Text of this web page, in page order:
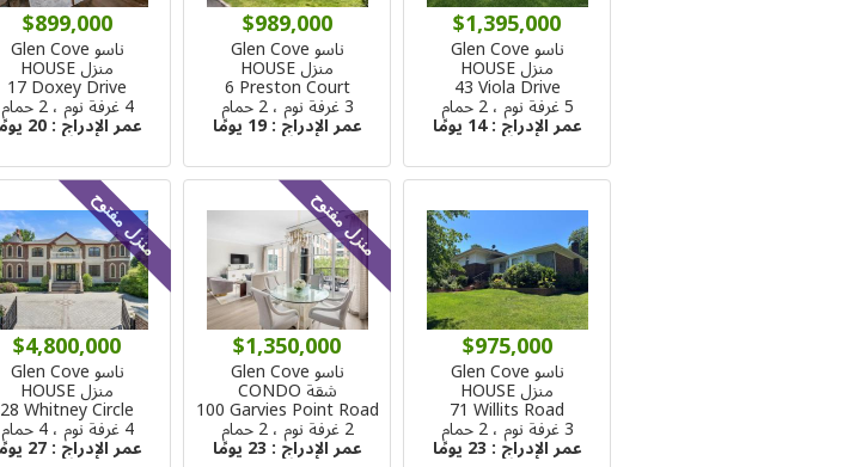
$1,395,000
ناسو Glen Cove
منزل HOUSE
43 Viola Drive
5 غرفة نوم ، 2 حمام
عمر الإدراج :14 يومًا
$989,000
ناسو Glen Cove
منزل HOUSE
6 Preston Court
3 غرفة نوم ، 2 حمام
عمر الإدراج :19 يومًا
$899,000
ناسو Glen Cove
منزل HOUSE
17 Doxey Drive
4 غرفة نوم ، 2 حمام
عمر الإدراج :20 يومًا
$975,000
ناسو Glen Cove
منزل HOUSE
71 Willits Road
3 غرفة نوم ، 2 حمام
عمر الإدراج : 23 يومًا
منزل مفتوح
$1,350,000
ناسو Glen Cove
شقة CONDO
100 Garvies Point Road
2 غرفة نوم ، 2 حمام
عمر الإدراج : 23 يومًا
منزل مفتوح
$4,800,000
ناسو Glen Cove
منزل HOUSE
28 Whitney Circle
4 غرفة نوم ، 4 حمام
عمر الإدراج :27 يومًا